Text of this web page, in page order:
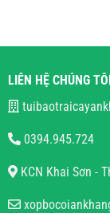
LIÊN HỆ CHÚNG
0394.945.724
KCN Khai Sơn -